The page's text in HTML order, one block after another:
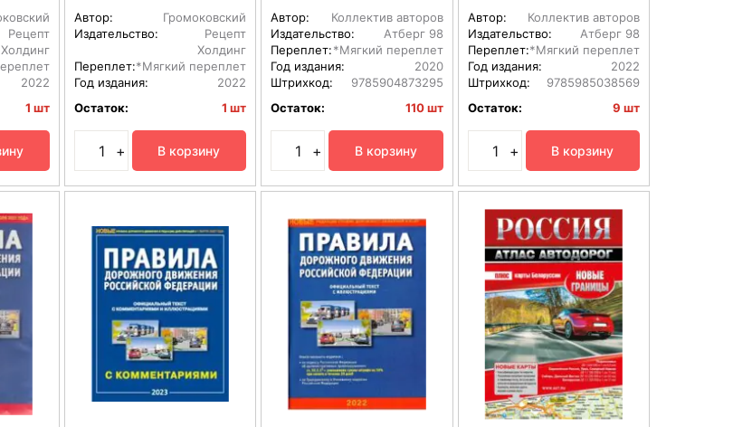
Рецепт
Холдинг
2022
1 шт
Автор:
Громоковский
Издательство:
Рецепт
Холдинг
Переплет:*Мягкий переплет
Год издания:
2022
Остаток:
1 шт
+ В корзину
комм
Автор:
Коллектив авторов
Издательство:
Атберг 98
Переплет:*Мягкий переплет
Год издания:
2020
Штрихкод:
9785904873295
Остаток:
110 шт
+ В корзину
Автор:
Коллектив авторов
Издательство:
Атберг 98
Переплет:*Мягкий переплет
Год издания:
2022
Штрихкод:
9785985038569
Остаток:
9 шт
+ В корзину